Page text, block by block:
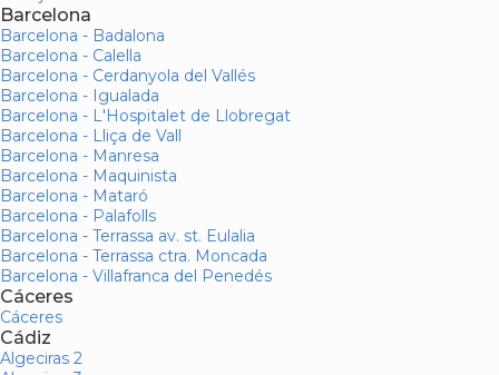
Barcelona
Barcelona - Badalona
Barcelona - Calella
Barcelona - Cerdanyola del Vallés
Barcelona - Igualada
Barcelona - L'Hospitalet de Llobregat
Barcelona - Lliça de Vall
Barcelona - Manresa
Barcelona - Maquinista
Barcelona - Mataró
Barcelona - Palafolls
Barcelona - Terrassa av. st. Eulalia
Barcelona - Terrassa ctra. Moncada
Barcelona - Villafranca del Penedés
Cáceres
Cáceres
Cádiz
Algeciras 2